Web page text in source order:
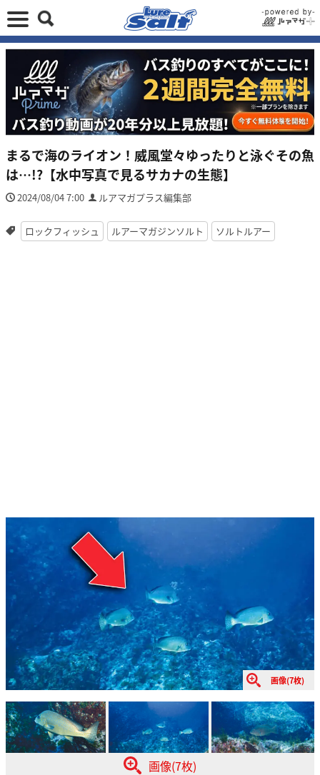
まるで海のライオン！威風堂々ゆったりと泳ぐその魚
は…!?【水中写真で見るサカナの生態】
2024/08/04 7:00 ルアマガプラス編集部
ロックフィッシュ ルアーマガジンソルト ソルトルアー
画像(7枚)
画像(7枚)